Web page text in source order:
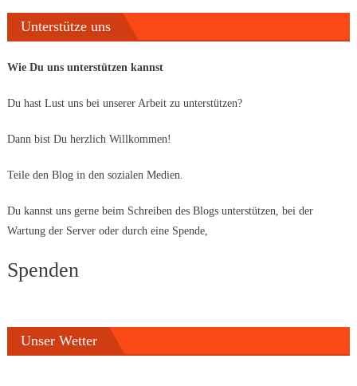
Unterstütze uns
Wie Du uns unterstützen kannst
Du hast Lust uns bei unserer Arbeit zu unterstützen?
Dann bist Du herzlich Willkommen!
Teile den Blog in den sozialen Medien.
Du kannst uns gerne beim Schreiben des Blogs unterstützen, bei der
Wartung der Server oder durch eine Spende,
Spenden
Unser Wetter